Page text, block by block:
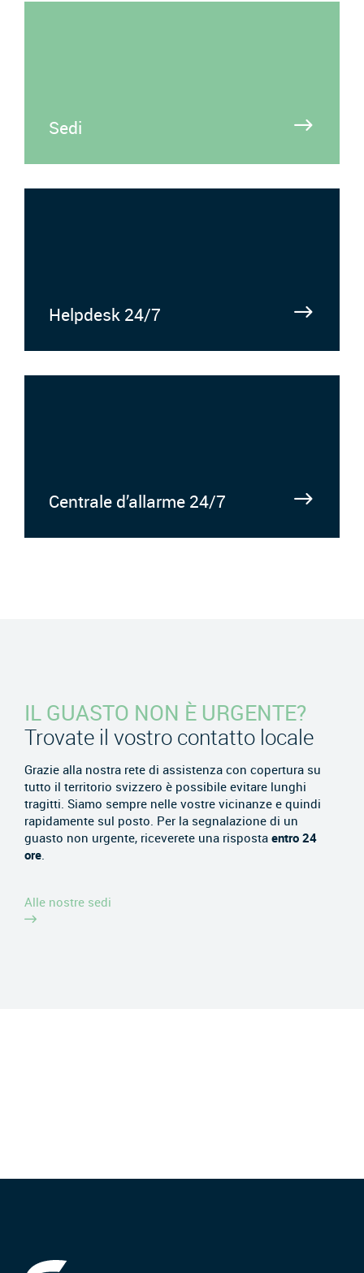
Sedi
Helpdesk 24/7
Centrale d’allarme 24/7
IL GUASTO NON È URGENTE?
Trovate il vostro contatto locale
Grazie alla nostra rete di assistenza con copertura su
tutto il territorio svizzero è possibile evitare lunghi
tragitti. Siamo sempre nelle vostre vicinanze e quindi
rapidamente sul posto. Per la segnalazione di un
guasto non urgente, riceverete una risposta entro 24
ore
Alle nostre sedi